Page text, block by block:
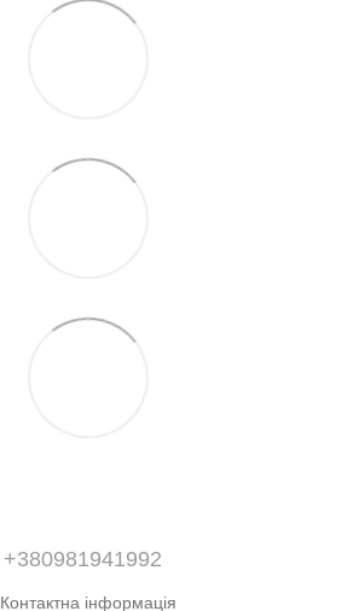
+380981941992
Контактна інформація